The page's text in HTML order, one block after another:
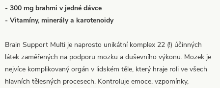
- 300 mg brahmi v jedné dávce
- Vitamíny, minerály a karotenoidy
Brain Support Multi je naprosto unikátní komplex 22 (!) účinných
látek zaměřených na podporu mozku a duševního výkonu. Mozek je
nejvíce komplikovaný orgán v lidském těle, který hraje roli ve všech
hlavních tělesných procesech. Kontroluje emoce, vzpomínky,